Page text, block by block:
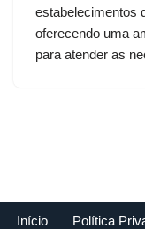
estabelecimentos
oferecendo uma
para atender as
Início Política